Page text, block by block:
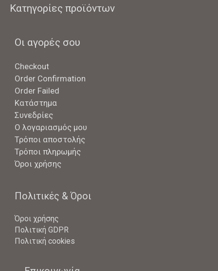
Κατηγορίες προϊόντων
Οι αγορές σου
Checkout
Order Confirmation
Order Failed
Κατάστημα
Συνεδρίες
Ο λογαριασμός μου
Τρόποι αποστολής
Τρόποι πληρωμής
Όροι χρήσης
Πολιτικές & Όροι
Όροι χρήσης
Πολιτική GDPR
Πολιτική cookies